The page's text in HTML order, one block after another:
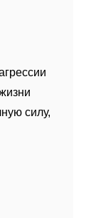
силу,